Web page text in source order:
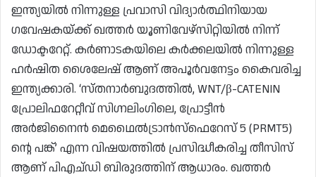
ഇന്ത്യയിൽ നിന്നുള്ള പ്രവാസി വിദ്യാർത്ഥിനിയായ
ഗവേഷകയ്ക്ക് ഖത്തർ യൂണിവേഴ്‌സിറ്റിയിൽ നിന്ന്
ഡോക്ടറേറ്റ്. കർണാടകയിലെ കർക്കലയിൽ നിന്നുള്ള
ഹർഷിത ശൈലേഷ് ആണ് അപൂർവനേട്ടം കൈവരിച്ച
ഇന്ത്യക്കാരി. ‘സ്തനാർബുദത്തിൽ, WNT/β-CATENIN
പ്രോലിഫറേറ്റീവ് സിഗ്നലിംഗിലെ, പ്രോട്ടീൻ
അർജിനൈൻ മെഥൈൽട്രാൻസ്ഫെറേസ് 5 (PRMT5)
ന്റെ പങ്ക്’ എന്ന വിഷയത്തിൽ പ്രസിദ്ധീകരിച്ച തീസിസ്
ആണ് പിഎച്ഡി ബിരുദത്തിന് ആധാരം. ഖത്തർ